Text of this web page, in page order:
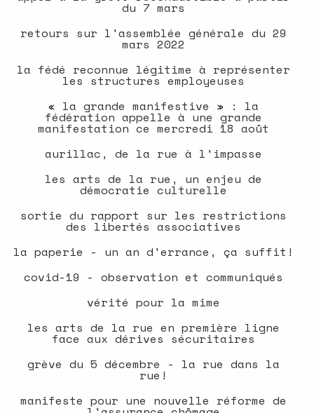
du 7 mars
retours sur l'assemblée générale du 29
mars 2022
la fédé reconnue légitime à représenter
les structures employeuses
« la grande manifestive » : la
fédération appelle à une grande
manifestation ce mercredi 18 août
aurillac, de la rue à l'impasse
les arts de la rue, un enjeu de
démocratie culturelle
sortie du rapport sur les restrictions
des libertés associatives
la paperie - un an d'errance, ça suffit!
covid-19 - observation et communiqués
vérité pour la mime
les arts de la rue en première ligne
face aux dérives sécuritaires
grève du 5 décembre - la rue dans la
rue!
manifeste pour une nouvelle réforme de